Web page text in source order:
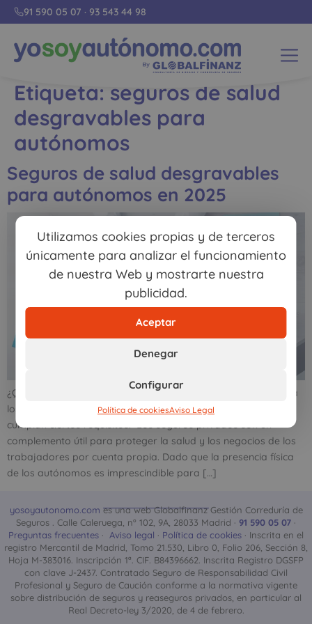
Utilizamos cookies propias y de terceros
únicamente para analizar el funcionamiento
de nuestra Web y mostrarte nuestra
publicidad.
Aceptar
Denegar
Configurar
Política de cookiesAviso Legal
91 590 05 07 · 93 543 44 98
Etiqueta: seguros de salud
desgravables para
autónomos
Seguros de salud desgravables
para autónomos en 2025
¿Quieres saber si los seguros de salud son desgravables para
los autónomos en 2025? La respuesta es sí, siempre que se
cumplan ciertos requisitos. Los seguros privados son un
complemento útil para proteger la salud y los negocios de los
trabajadores por cuenta propia. Dado que la presencia física
de los autónomos es imprescindible para […]
yosoyautonomo.com es una web Globalfinanz Gestión Correduría de
Seguros . Calle Caleruega, nº 102, 9A, 28033 Madrid · 91 590 05 07 ·
Preguntas frecuentes · Aviso legal · Política de cookies · Inscrita en el
registro Mercantil de Madrid, Tomo 21.530, Libro 0, Folio 206, Sección 8,
Hoja M-383016. Inscripción 1ª. CIF. B84396662. Inscrita Registro DGSFP
con clave J-2437. Contratado Seguro de Responsabilidad Civil
Profesional y Seguro de Caución conforme a la normativa vigente
sobre distribución de seguros y reaseguros privados, en particular al
Real Decreto-ley 3/2020, de 4 de febrero.